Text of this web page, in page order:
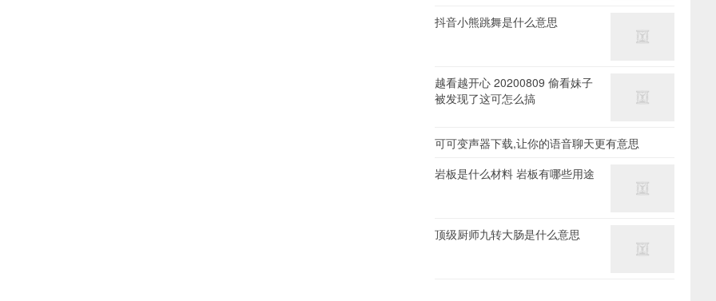
抖音小熊跳舞是什么意思
越看越开心 20200809 偷看妹子
被发现了这可怎么搞
可可变声器下载,让你的语音聊天更有意思
岩板是什么材料 岩板有哪些用途
顶级厨师九转大肠是什么意思